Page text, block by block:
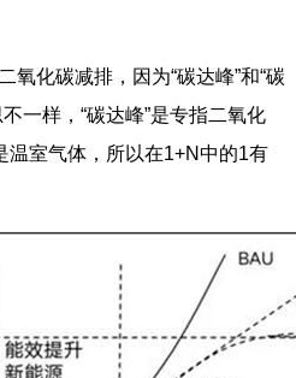
氧化碳减排，因为“碳达峰”和“碳
一样，“碳达峰”是专指二氧化
温室气体，所以在1+N中的1有